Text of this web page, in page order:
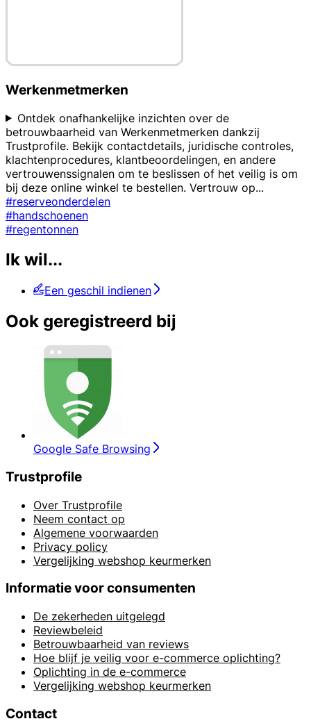
Werkenmetmerken
Ontdek onafhankelijke inzichten over de
betrouwbaarheid van Werkenmetmerken dankzij
Trustprofile. Bekijk contactdetails, juridische controles,
klachtenprocedures, klantbeoordelingen, en andere
vertrouwenssignalen om te beslissen of het veilig is om
bij deze online winkel te bestellen. Vertrouw op...
#reserveonderdelen
#handschoenen
#regentonnen
Ik wil...
Een geschil indienen
Ook geregistreerd bij
Google Safe Browsing
Trustprofile
Over Trustprofile
Neem contact op
Algemene voorwaarden
Privacy policy
Vergelijking webshop keurmerken
Informatie voor consumenten
De zekerheden uitgelegd
Reviewbeleid
Betrouwbaarheid van reviews
Hoe blijf je veilig voor e-commerce oplichting?
Oplichting in de e-commerce
Vergelijking webshop keurmerken
Contact